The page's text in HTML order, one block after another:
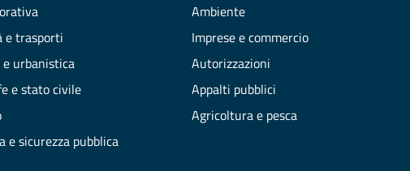
e trasporti
urbanistica
e stato civile
e sicurezza pubblica
Ambiente
Imprese e commercio
Autorizzazioni
Appalti pubblici
Agricoltura e pesca